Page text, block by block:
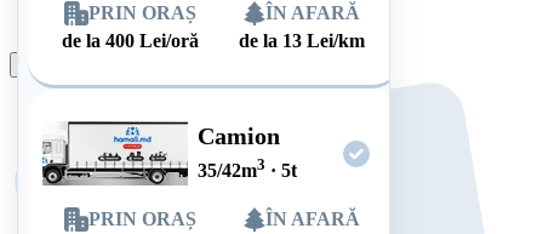
PRIN ORAȘ
de la400 Lei/oră
ÎN AFARĂ
de la 13 Lei/km
Camion
35/42m3 · 5t
PRIN ORAȘ
ÎN AFARĂ
Plasează comanda